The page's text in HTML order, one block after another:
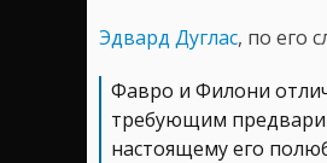
Эдвард Дуглас, по его
Фавро и Филони
требующим
настоящему его